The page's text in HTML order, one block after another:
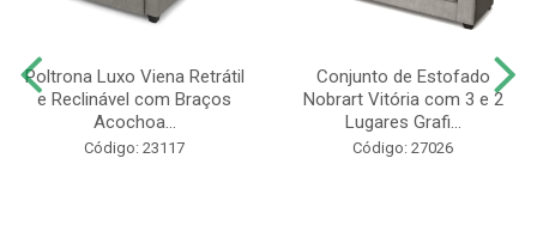
Poltrona Luxo Viena Retrátil
e Reclinável com Braços
Acochoa...
Código: 23117
Conjunto de Estofado
Nobrart Vitória com 3 e 2
Lugares Grafi...
Código: 27026